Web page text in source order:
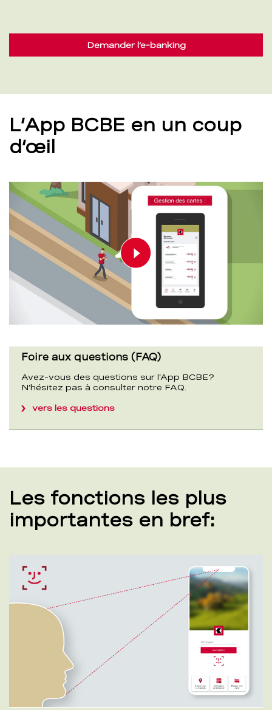
Demander l’e-banking
L’App BCBE en un coup
d’œil
Play video
Foire aux questions (FAQ)
Avez-vous des questions sur l’App BCBE?
N’hésitez pas à consulter notre FAQ.
vers les questions
Les fonctions les plus
importantes en bref: